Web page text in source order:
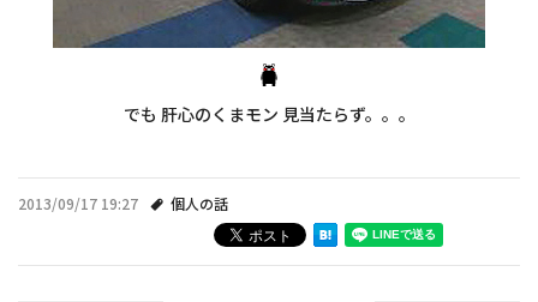
でも 肝心のくまモン 見当たらず。。。
2013/09/17 19:27 個人の話